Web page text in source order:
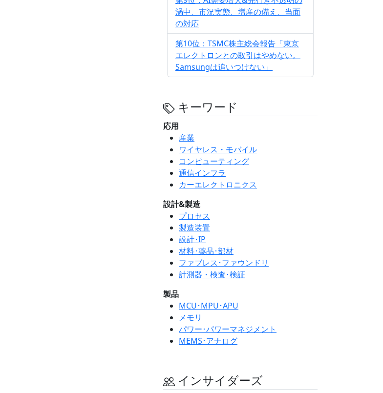
渦中、市況実態、増産の備え、当面
の対応
第10位：TSMC株主総会報告「東京
エレクトロンとの取引はやめない。
Samsungは追いつけない」
キーワード
応用
産業
ワイヤレス・モバイル
コンピューティング
通信インフラ
カーエレクトロニクス
設計&製造
プロセス
製造装置
設計･IP
材料･薬品･部材
ファブレス･ファウンドリ
計測器・検査･検証
製品
MCU･MPU･APU
メモリ
パワー･パワーマネジメント
MEMS･アナログ
インサイダーズ